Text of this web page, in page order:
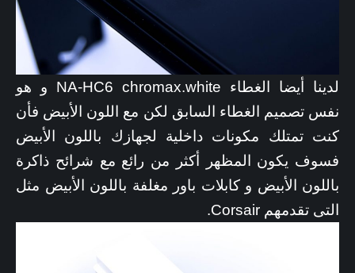
لدينا أيضا الغطاء NA-HC6 chromax.white و هو
نفس تصميم الغطاء السابق لكن مع اللون الأبيض فأن
كنت تمتلك مكونات داخلية لجهازك باللون الأبيض
فسوف يكون المظهر أكثر من رائع مع شرائح ذاكرة
باللون الأبيض و كابلات باور مغلفة باللون الأبيض مثل
التى تقدمهم Corsair.